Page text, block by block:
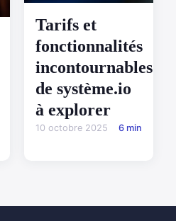
Tarifs et
fonctionnalités
incontournables
de système.io
à explorer
10 octobre 2025 6 min